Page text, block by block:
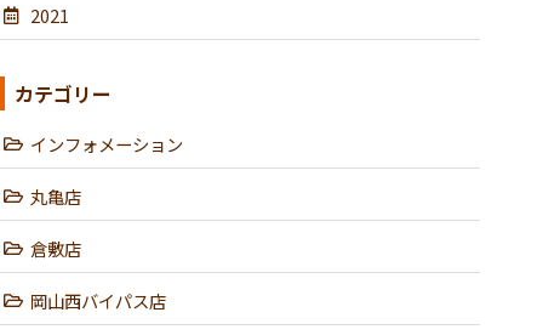
2021
カテゴリー
インフォメーション
丸亀店
倉敷店
岡山西バイパス店